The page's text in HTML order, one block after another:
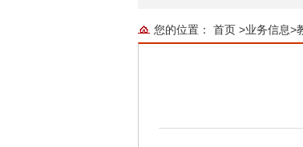
您的位置： 首页 >业务信息>